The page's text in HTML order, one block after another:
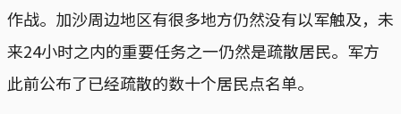
作战。加沙周边地区有很多地方仍然没有以军触及，未
来24小时之内的重要任务之一仍然是疏散居民。军方
此前公布了已经疏散的数十个居民点名单。